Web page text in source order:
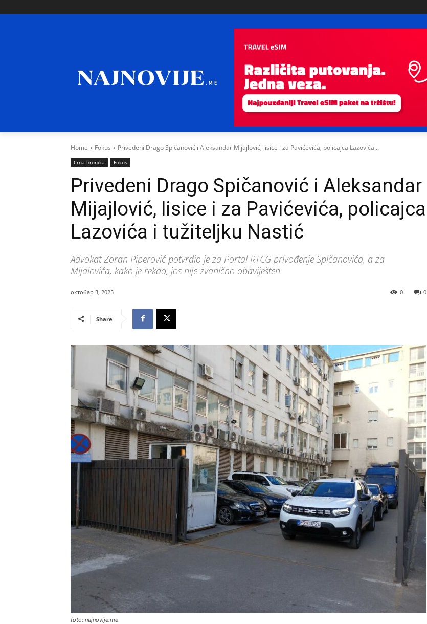
Home Fokus Privedeni Drago Spičanović i Aleksandar Mijajlović, lisice i za Pavićevića, policajca Lazovića...
Crna hronika Fokus
Privedeni Drago Spičanović i Aleksandar
Mijajlović, lisice i za Pavićevića, policajca
Lazovića i tužiteljku Nastić
Advokat Zoran Piperović potvrdio je za Portal RTCG privođenje Spičanovića, a za
Mijalovića, kako je rekao, jos nije zvanično obaviješten.
октобар 3, 2025 0
0
Share
foto: najnovije.me